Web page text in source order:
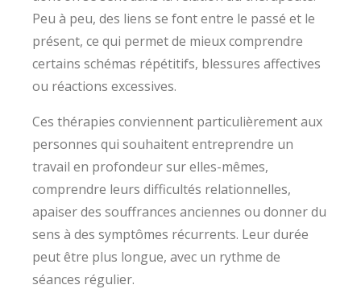
Peu à peu, des liens se font entre le passé et le
présent, ce qui permet de mieux comprendre
certains schémas répétitifs, blessures affectives
ou réactions excessives.
Ces thérapies conviennent particulièrement aux
personnes qui souhaitent entreprendre un
travail en profondeur sur elles-mêmes,
comprendre leurs difficultés relationnelles,
apaiser des souffrances anciennes ou donner du
sens à des symptômes récurrents. Leur durée
peut être plus longue, avec un rythme de
séances régulier.